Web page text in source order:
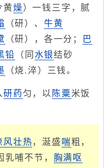
黄燥 ）一钱三字，腻
（研）、 牛黄
（研），各一分； 巴
铅 （同 水银结砂
（烧.淬）三钱。
研药匀，以 陈粟 米饭
风壮热 ，涎盛 喘粗，
乳哺不节， 胸满呕